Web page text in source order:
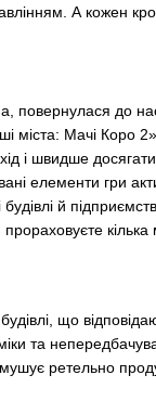
А кожен
повернулася до
міста: Мачі Коро
і швидше
елементи гри
й
що
та
ретельно